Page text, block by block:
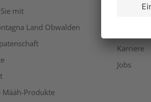
mit
Land Obwalden
Määh-Produkte
Karriere
Jobs